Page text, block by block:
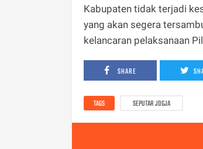
Kabupaten tidak terjadi
yang akan segera
kelancaran pelaksanaan
SHARE
TAGS SEPUTAR JOGJA